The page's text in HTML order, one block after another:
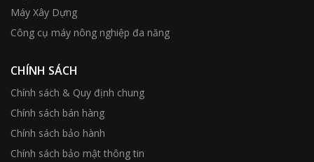
Máy Xây Dựng
Công cụ máy nông nghiệp đa năng
CHÍNH SÁCH
Chính sách & Quy định chung
Chính sách bán hàng
Chính sách bảo hành
Chính sách bảo mật thông tin